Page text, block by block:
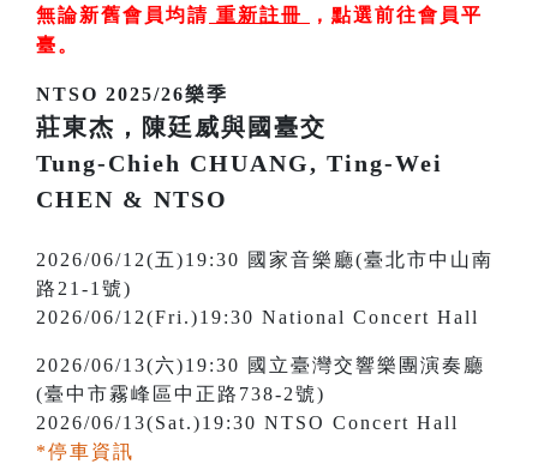
無論新舊會員均請 重新註冊 ， 點選前往會員平
臺。
NTSO 2025/26樂季
莊東杰，陳廷威與國臺交
Tung-Chieh CHUANG, Ting-Wei
CHEN & NTSO
2026/06/12(五)19:30 國家音樂廳(臺北市中山南
路21-1號)
2026/06/12(Fri.)19:30 National Concert Hall
2026/06/13(六)19:30 國立臺灣交響樂團演奏廳
(臺中市霧峰區中正路738-2號)
2026/06/13(Sat.)19:30 NTSO Concert Hall
*停車資訊